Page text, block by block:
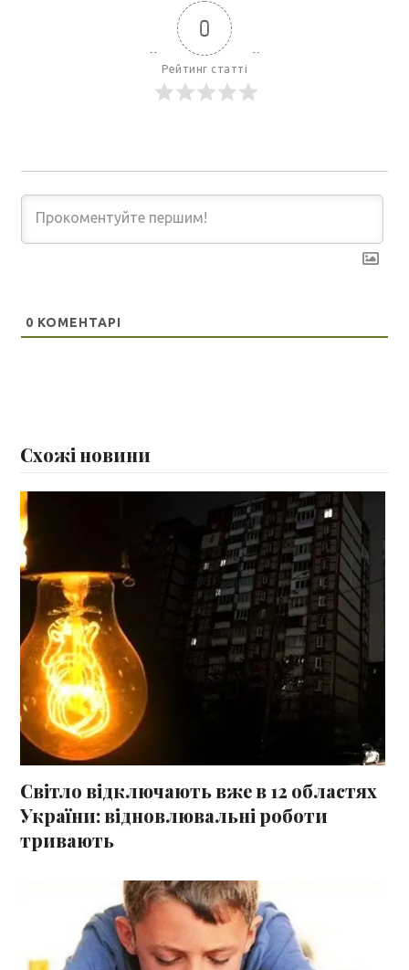
0
Рейтинг статті
0 КОМЕНТАРІ
Схожі новини
Світло відключають вже в 12 областях
України: відновлювальні роботи
тривають